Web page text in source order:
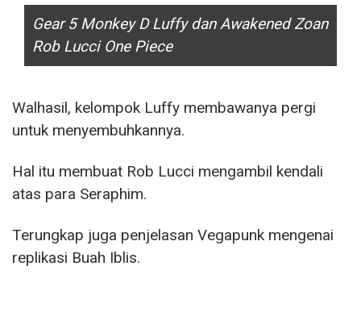
Gear 5 Monkey D Luffy dan Awakened Zoan
Rob Lucci One Piece
Walhasil, kelompok Luffy membawanya pergi
untuk menyembuhkannya.
Hal itu membuat Rob Lucci mengambil kendali
atas para Seraphim.
Terungkap juga penjelasan Vegapunk mengenai
replikasi Buah Iblis.